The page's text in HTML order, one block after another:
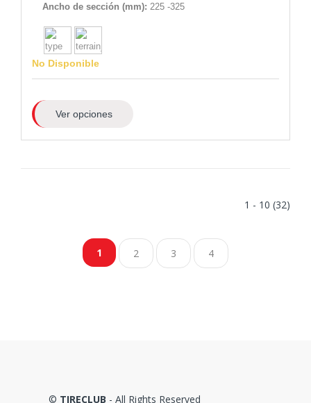
Ancho de sección (mm): 225 -325
No Disponible
Ver opciones
1 - 10 (32)
1 2 3 4
© TIRECLUB - All Rights Reserved